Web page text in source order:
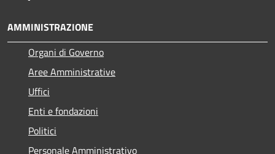
AMMINISTRAZIONE
Organi di Governo
Aree Amministrative
Uffici
Enti e fondazioni
Politici
Personale Amministrativo